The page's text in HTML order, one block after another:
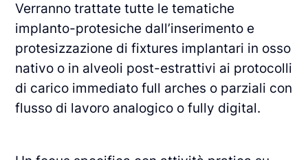
Verranno trattate tutte le tematiche
implanto-protesiche dall’inserimento e
protesizzazione di fixtures implantari in osso
nativo o in alveoli post-estrattivi ai protocolli
di carico immediato full arches o parziali con
flusso di lavoro analogico o fully digital.